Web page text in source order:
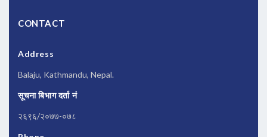
CONTACT
Address
Balaju, Kathmandu, Nepal.
सूचना बिभाग दर्ता नं
२६९६/२०७७-०७८